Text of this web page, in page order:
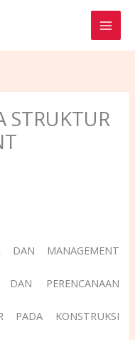
STRUKTUR
DAN MANAGEMENT
PERENCANAAN
PADA KONSTRUKSI